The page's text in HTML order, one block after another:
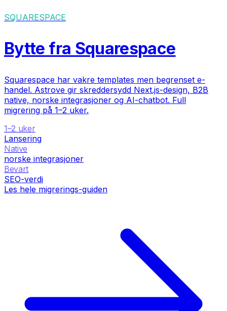
SQUARESPACE
Bytte fra Squarespace
Squarespace har vakre templates men begrenset e-
handel. Astrove gir skreddersydd Next.js-design, B2B
native, norske integrasjoner og AI-chatbot. Full
migrering på 1–2 uker.
1–2 uker
Lansering
Native
norske integrasjoner
Bevart
SEO-verdi
Les hele migrerings-guiden